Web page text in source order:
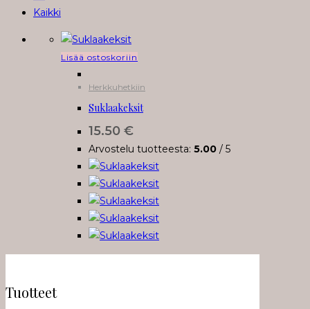
Kaikki
Lisää ostoskoriin
Herkkuhetkiin
Suklaakeksit
15.50 €
Arvostelu tuotteesta: 5.00 / 5
Tuotteet